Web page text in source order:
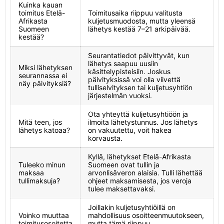
Kuinka kauan
toimitus Etelä-
Afrikasta
Suomeen
kestää?
Toimitusaika riippuu valitusta
kuljetusmuodosta, mutta yleensä
lähetys kestää 7–21 arkipäivää.
Miksi lähetyksen
seurannassa ei
näy päivityksiä?
Seurantatiedot päivittyvät, kun
lähetys saapuu uusiin
käsittelypisteisiin. Joskus
päivityksissä voi olla viivettä
tulliselvityksen tai kuljetusyhtiön
järjestelmän vuoksi.
Mitä teen, jos
lähetys katoaa?
Ota yhteyttä kuljetusyhtiöön ja
ilmoita lähetystunnus. Jos lähetys
on vakuutettu, voit hakea
korvausta.
Tuleeko minun
maksaa
tullimaksuja?
Kyllä, lähetykset Etelä-Afrikasta
Suomeen ovat tullin ja
arvonlisäveron alaisia. Tulli lähettää
ohjeet maksamisesta, jos veroja
tulee maksettavaksi.
Voinko muuttaa
Joillakin kuljetusyhtiöillä on
mahdollisuus osoitteenmuutokseen,